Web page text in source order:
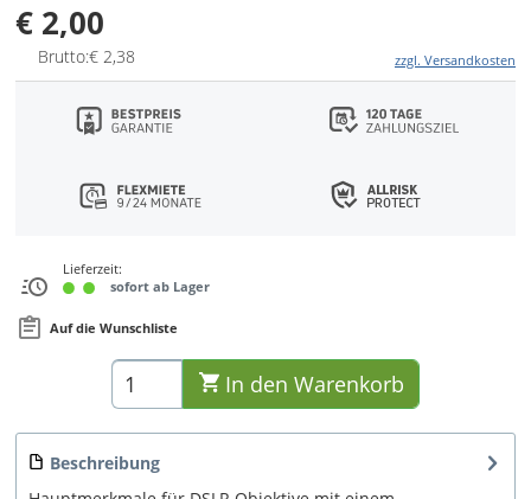
€ 2,00
Brutto:€ 2,38 zzgl. Versandkosten
Lieferzeit:
sofort ab Lager
Auf die Wunschliste
In den Warenkorb
Beschreibung